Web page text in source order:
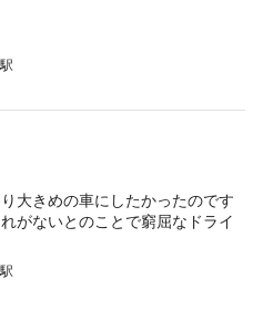
大きめの車にしたかったのです
がないとのことで窮屈なドライ